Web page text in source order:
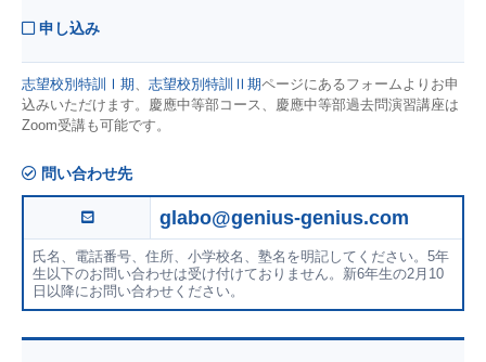
申し込み
志望校別特訓Ⅰ期、 志望校別特訓Ⅱ期ページにあるフォームよりお申
込みいただけます。慶應中等部コース、慶應中等部過去問演習講座は
Zoom受講も可能です。
問い合わせ先
glabo@genius-genius.com
氏名、電話番号、住所、小学校名、塾名を明記してください。5年
生以下のお問い合わせは受け付けておりません。新6年生の2月10
日以降にお問い合わせください。